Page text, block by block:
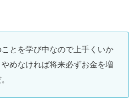
とを学び中なので上手くいか
めなければ将来必ずお金を増